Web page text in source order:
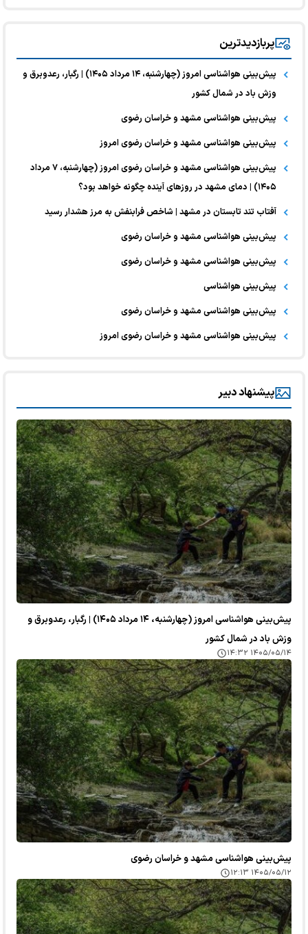
پربازدیدترین
پیش‌بینی هواشناسی امروز (چهارشنبه، ۱۴ مرداد ۱۴۰۵) | رگبار، رعدوبرق و
وزش باد در شمال کشور
پیش‌بینی هواشناسی مشهد و خراسان رضوی
پیش‌بینی هواشناسی مشهد و خراسان رضوی امروز
پیش‌بینی هواشناسی مشهد و خراسان رضوی امروز (چهارشنبه، ۷ مرداد
۱۴۰۵) | دمای مشهد در روز‌های آینده چگونه خواهد بود؟
آفتاب تند تابستان در مشهد | شاخص فرابنفش به مرز هشدار رسید
پیش‌بینی هواشناسی مشهد و خراسان رضوی
پیش‌بینی هواشناسی مشهد و خراسان رضوی
پیش‌بینی هواشناسی
پیش‌بینی هواشناسی مشهد و خراسان رضوی
پیش‌بینی هواشناسی مشهد و خراسان رضوی امروز
پیشنهاد دبیر
پیش‌بینی هواشناسی امروز (چهارشنبه، ۱۴ مرداد ۱۴۰۵) | رگبار، رعدوبرق و
وزش باد در شمال کشور
۱۴۰۵/۰۵/۱۴ ۱۴:۳۲
پیش‌بینی هواشناسی مشهد و خراسان رضوی
۱۴۰۵/۰۵/۱۲ ۱۲:۱۳